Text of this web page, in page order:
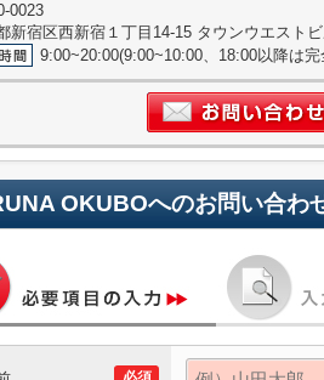
0023
新宿区西新宿１丁目14-15 タウンウエスト
9:00~20:00(9:00~10:00、18:00以降は
OKUBOへのお問い合わ